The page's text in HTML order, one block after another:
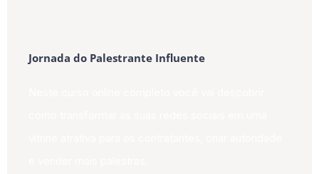
Jornada do Palestrante Influente